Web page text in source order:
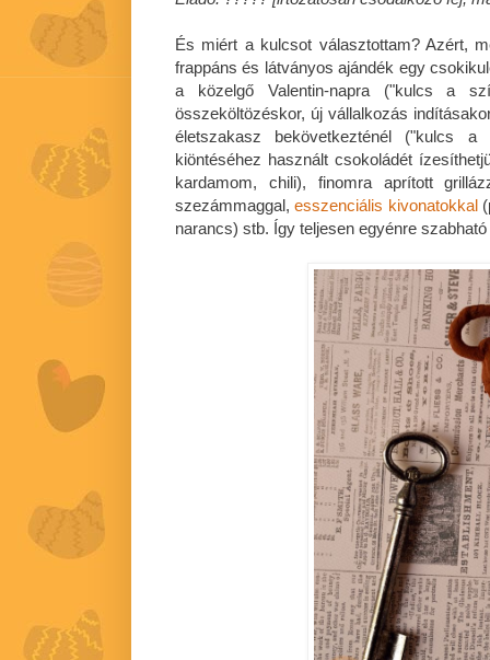
És miért a kulcsot választottam? Azért,
frappáns és látványos ajándék egy
a közelgő Valentin-napra ("kulcs a
összeköltözéskor, új vállalkozás
életszakasz bekövetkezténél ("kulcs
kiöntéséhez használt csokoládét
kardamom, chili), finomra aprított
szezámmaggal,esszenciális kivonatokkal
narancs) stb. Így teljesen egyénre